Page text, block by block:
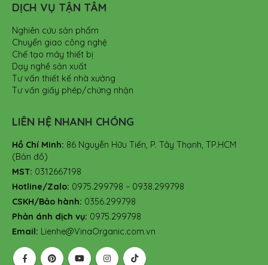
DỊCH VỤ TẬN TÂM
Nghiên cứu sản phẩm
Chuyển giao công nghệ
Chế tạo máy thiết bị
Dạy nghề sản xuất
Tư vấn thiết kế nhà xưởng
Tư vấn giấy phép/chứng nhận
LIÊN HỆ NHANH CHÓNG
Hồ Chí Minh: 86 Nguyễn Hữu Tiến, P. Tây Thạnh, TP.HCM
(Bản đồ)
MST: 0312667198
Hotline/Zalo: 0975.299798 – 0938.299798
CSKH/Bảo hành: 0356.299798
Phản ánh dịch vụ: 0975.299798
Email: Lienhe@VinaOrganic.com.vn